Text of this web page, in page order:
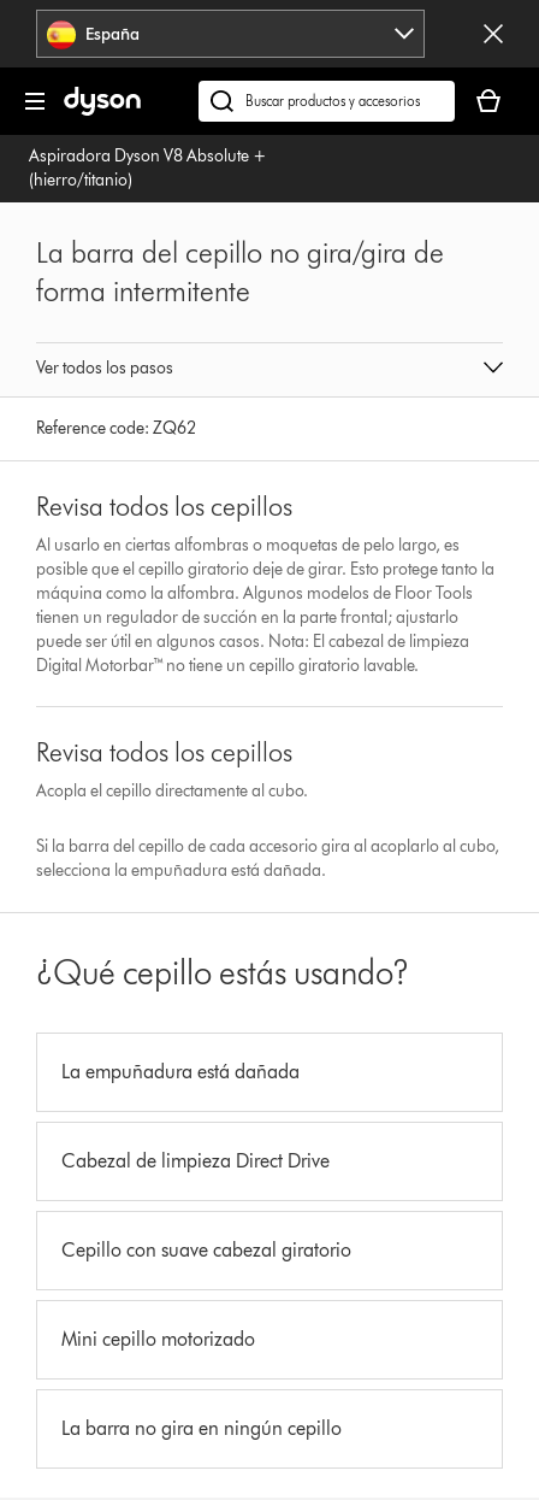
Omitir
navegación España
Buscar
en
dyson.es
cesta
está
Aspiradora Dyson V8 Absolute +
(hierro/titanio)
Ver todos los pasos
La barra del cepillo no gira/gira de
forma intermitente
Reference code:ZQ62
Revisa todos los cepillos
Al usarlo en ciertas alfombras o moquetas de pelo largo, es
posible que el cepillo giratorio deje de girar. Esto protege tanto la
máquina como la alfombra. Algunos modelos de Floor Tools
tienen un regulador de succión en la parte frontal; ajustarlo
puede ser útil en algunos casos. Nota: El cabezal de limpieza
Digital Motorbar™ no tiene un cepillo giratorio lavable.
Revisa todos los cepillos
Acopla el cepillo directamente al cubo.
Si la barra del cepillo de cada accesorio gira al acoplarlo al cubo,
selecciona la empuñadura está dañada.
¿Qué cepillo estás usando?
La empuñadura está dañada
Cabezal de limpieza Direct Drive
Cepillo con suave cabezal giratorio
Mini cepillo motorizado
La barra no gira en ningún cepillo